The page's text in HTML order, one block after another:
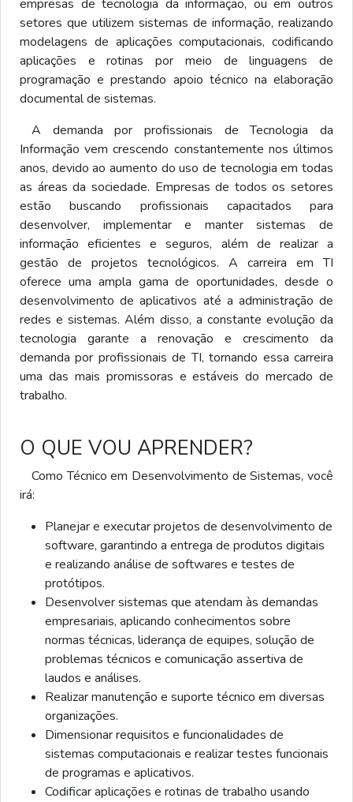
empresas de tecnologia da informação, ou em outros
setores que utilizem sistemas de informação, realizando
modelagens de aplicações computacionais, codificando
aplicações e rotinas por meio de linguagens de
programação e prestando apoio técnico na elaboração
documental de sistemas.
A demanda por profissionais de Tecnologia da
Informação vem crescendo constantemente nos últimos
anos, devido ao aumento do uso de tecnologia em todas
as áreas da sociedade. Empresas de todos os setores
estão buscando profissionais capacitados para
desenvolver, implementar e manter sistemas de
informação eficientes e seguros, além de realizar a
gestão de projetos tecnológicos. A carreira em TI
oferece uma ampla gama de oportunidades, desde o
desenvolvimento de aplicativos até a administração de
redes e sistemas. Além disso, a constante evolução da
tecnologia garante a renovação e crescimento da
demanda por profissionais de TI, tornando essa carreira
uma das mais promissoras e estáveis do mercado de
trabalho.
O QUE VOU APRENDER?
Como Técnico em Desenvolvimento de Sistemas, você
irá:
Planejar e executar projetos de desenvolvimento de
software, garantindo a entrega de produtos digitais
e realizando análise de softwares e testes de
protótipos.
Desenvolver sistemas que atendam às demandas
empresariais, aplicando conhecimentos sobre
normas técnicas, liderança de equipes, solução de
problemas técnicos e comunicação assertiva de
laudos e análises.
Realizar manutenção e suporte técnico em diversas
organizações.
Dimensionar requisitos e funcionalidades de
sistemas computacionais e realizar testes funcionais
de programas e aplicativos.
Codificar aplicações e rotinas de trabalho usando